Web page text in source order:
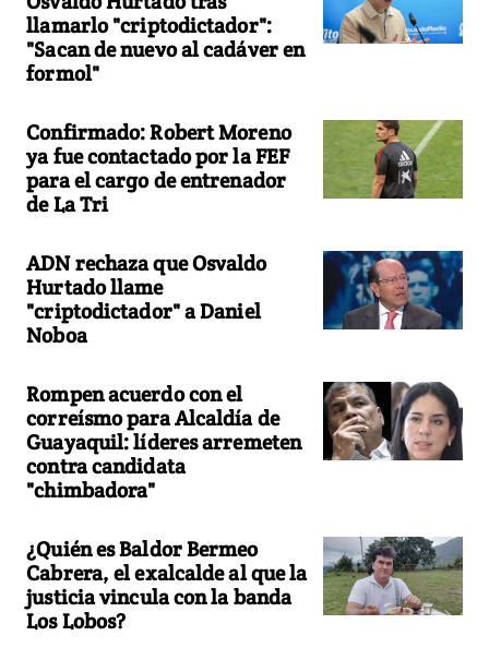
llamarlo "criptodictador":
"Sacan de nuevo al cadáver en
formol"
Confirmado: Robert Moreno
ya fue contactado por la FEF
para el cargo de entrenador
de La Tri
ADN rechaza que Osvaldo
Hurtado llame
"criptodictador" a Daniel
Noboa
Rompen acuerdo con el
correísmo para Alcaldía de
Guayaquil: líderes arremeten
contra candidata
"chimbadora"
¿Quién es Baldor Bermeo
Cabrera, el exalcalde al que la
justicia vincula con la banda
Los Lobos?